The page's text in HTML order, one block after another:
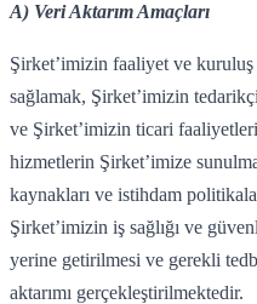
A) Veri Aktarım Amaçları
Şirket’imizin faaliyet ve kuruluş
sağlamak, Şirket’imizin
ve Şirket’imizin ticari
hizmetlerin Şirket’imize
kaynakları ve istihdam
Şirket’imizin iş sağlığı ve
yerine getirilmesi ve gerekli
aktarımı gerçekleştirilmektedir.